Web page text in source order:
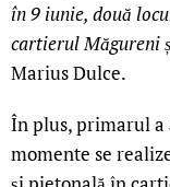
în 9 iunie, două
cartierul Măgureni
Marius Dulce.
În plus, primarul a
momente se